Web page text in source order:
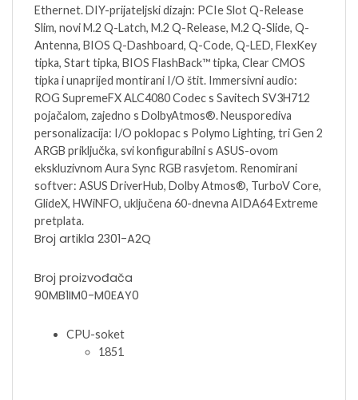
Ethernet. DIY-prijateljski dizajn: PCIe Slot Q-Release
Slim, novi M.2 Q-Latch, M.2 Q-Release, M.2 Q-Slide, Q-
Antenna, BIOS Q-Dashboard, Q-Code, Q-LED, FlexKey
tipka, Start tipka, BIOS FlashBack™ tipka, Clear CMOS
tipka i unaprijed montirani I/O štit. Immersivni audio:
ROG SupremeFX ALC4080 Codec s Savitech SV3H712
pojačalom, zajedno s DolbyAtmos®. Neusporediva
personalizacija: I/O poklopac s Polymo Lighting, tri Gen 2
ARGB priključka, svi konfigurabilni s ASUS-ovom
ekskluzivnom Aura Sync RGB rasvjetom. Renomirani
softver: ASUS DriverHub, Dolby Atmos®, TurboV Core,
GlideX, HWiNFO, uključena 60-dnevna AIDA64 Extreme
pretplata.
Broj artikla 2301-A2Q
Broj proizvođača
90MB1IM0-M0EAY0
CPU-soket
1851